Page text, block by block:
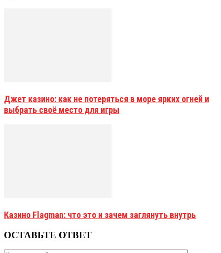
Джет казино: как не потеряться в море ярких огней и
выбрать своё место для игры
Казино Flagman: что это и зачем заглянуть внутрь
ОСТАВЬТЕ ОТВЕТ